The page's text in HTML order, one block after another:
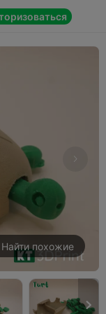
 
Найти похожие
